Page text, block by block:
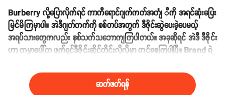
Burberry လို့ပြောလိုက်ရင် ကာကီရောင်ဂျက်ကက်အင်္ကျ ီကို အရင်ဆုံးပြေး
မြင်မိကြမှာပါ။ အဲဒီဂျက်ကက်ကို စစ်တပ်အတွက် ဒီဇိုင်းဆွဲပေးခဲ့ပေမယ့်
အရပ်သားတွေကလည်း နှစ်သက်သဘောကျကြပါတယ်။ အခုဆိုရင် အဲဒီ ဒီဇိုင်း
ဟာ ကမ္ဘာပေါ်က ဖက်ရှင်ဒီဇိုင်းဆိုင်တိုင်းလိုလိုမှာ တင်နေကြပါပြီ။ Brand ရဲ့
ဆက်ဖတ်ရန်